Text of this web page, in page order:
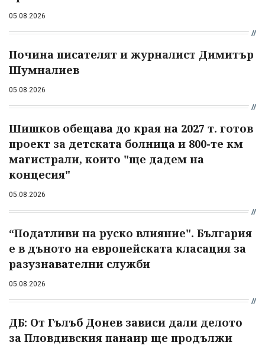
05.08.2026
Почина писателят и журналист Димитър
Шумналиев
05.08.2026
Шишков обещава до края на 2027 т. готов
проект за детската болница и 800-те км
магистрали, които "ще дадем на
концесия"
05.08.2026
“Податливи на руско влияние". България
е в дъното на европейската класация за
разузнавателни служби
05.08.2026
ДБ: От Гълъб Донев зависи дали делото
за Пловдивския панаир ще продължи